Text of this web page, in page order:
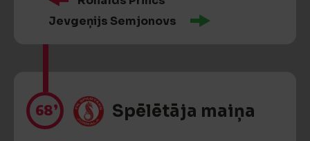
Jevgeņijs Semjonovs
68’ Spēlētāja maiņa